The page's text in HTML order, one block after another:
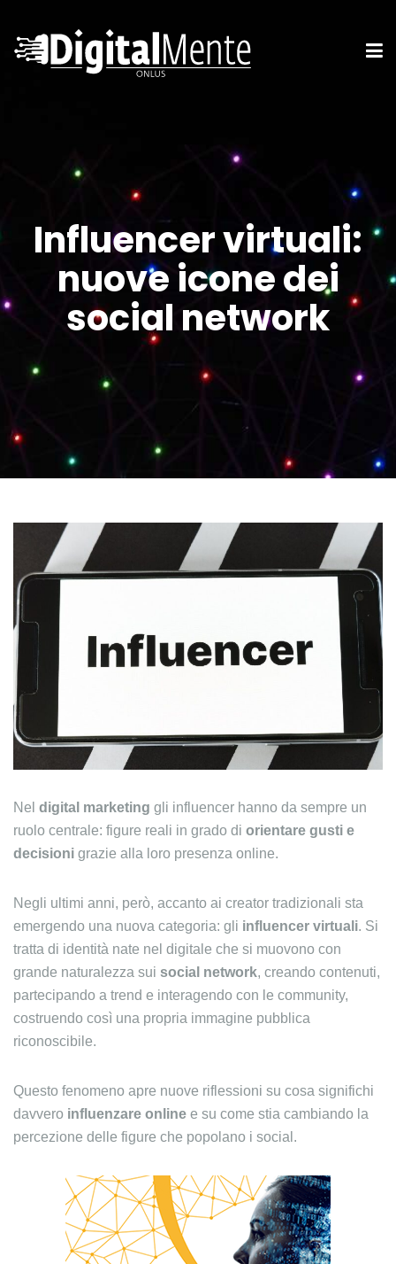
Influencer virtuali:
nuove icone dei
social network
Nel digital marketing gli influencer hanno da sempre un
ruolo centrale: figure reali in grado di orientare gusti e
decisioni grazie alla loro presenza online.
Negli ultimi anni, però, accanto ai creator tradizionali sta
emergendo una nuova categoria: gli influencer virtuali. Si
tratta di identità nate nel digitale che si muovono con
grande naturalezza sui social network, creando contenuti,
partecipando a trend e interagendo con le community,
costruendo così una propria immagine pubblica
riconoscibile.
Questo fenomeno apre nuove riflessioni su cosa significhi
davvero influenzare online e su come stia cambiando la
percezione delle figure che popolano i social.